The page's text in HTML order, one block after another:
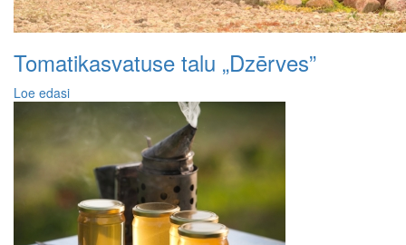
Tomatikasvatuse talu „Dzērves”
Loe edasi